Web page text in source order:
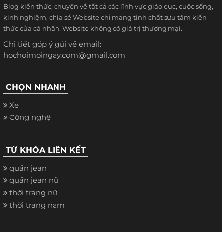
Blog kiến thức, chuyên về tất cả các lĩnh vực giáo dục, cuộc sống,
kinh nghiệm, chia sẻ Website chỉ mang tính chất sưu tầm kiến
thức của cá nhân. Website không có giá trị thương mại.
Chi tiết góp ý gửi về email:
hochoimoingay.com@gmail.com
CHỌN NHANH
Xe
Công nghệ
TỪ KHÓA LIÊN KẾT
quần jean
quần jean nữ
thời trang nữ
thời trang nam